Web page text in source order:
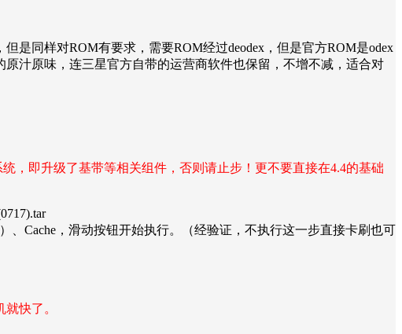
是同样对ROM有要求，需要ROM经过deodex，但是官方ROM是odex
汁原味，连三星官方自带的运营商软件也保留，不增不减，适合对
统，即升级了基带等相关组件，否则请止步！更不要直接在4.4的基础
、Cache，滑动按钮开始执行。（经验证，不执行这一步直接卡刷也可
快了。